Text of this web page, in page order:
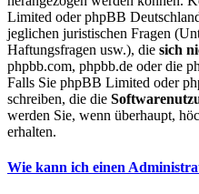
Limited oder phpBB
jeglichen juristischen Fragen
Haftungsfragen usw.), die sich
phpbb.com, phpbb.de oder die
Falls Sie phpBB Limited oder
schreiben, die die
werden Sie, wenn überhaupt,
erhalten.
Wie kann ich einen